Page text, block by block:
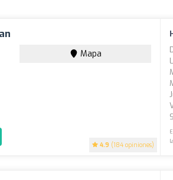
4.9 (184 opiniones)
Mapa